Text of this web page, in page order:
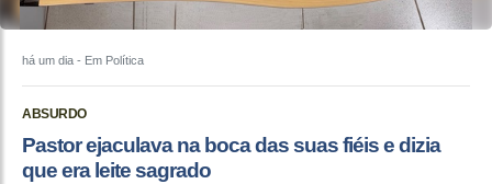
há um dia - Em Política
ABSURDO
Pastor ejaculava na boca das suas fiéis e dizia
que era leite sagrado